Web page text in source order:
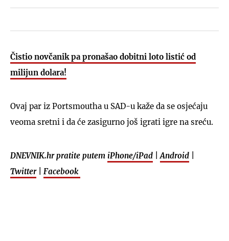
Čistio novčanik pa pronašao dobitni loto listić od
milijun dolara!
Ovaj par iz Portsmoutha u SAD-u kaže da se osjećaju
veoma sretni i da će zasigurno još igrati igre na sreću.
DNEVNIK.hr pratite putem iPhone/iPad Android
Twitter| Facebook